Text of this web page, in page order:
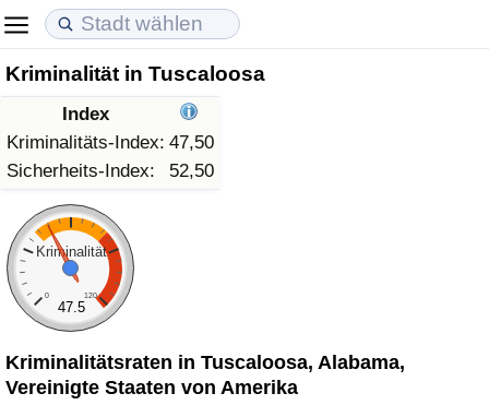
Kriminalität in Tuscaloosa
Index
Kriminalitäts-Index: 47,50
Sicherheits-Index:
52,50
Kriminalität
0 120
47.5
Kriminalitätsraten in Tuscaloosa, Alabama,
Vereinigte Staaten von Amerika
Lebenshaltungskosten
Lebenshaltungskosten-Index (aktuell)
Lebenshaltungskosten-Index
Lebenshaltungskosten-Index nach Land
in Akaba
Immobilienpreise
Immobilienpreis-Index (aktuell)
Immobilienpreis-Index
Immobilienpreis-Index nach Land
Lebensqualität
Lebensqualität-Index
Lebensqualität-Index (aktuell)
Lebensqualitätsindex nach Land
Kriminalität
Kriminalitäts-Index (aktuell)